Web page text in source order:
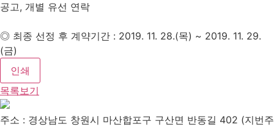
공고, 개별 유선 연락
◎ 최종 선정 후 계약기간 : 2019. 11. 28.(목) ~ 2019. 11. 29.
(금)
인쇄
목록보기
주소 : 경상남도 창원시 마산합포구 구산면 반동길 402 (지번주